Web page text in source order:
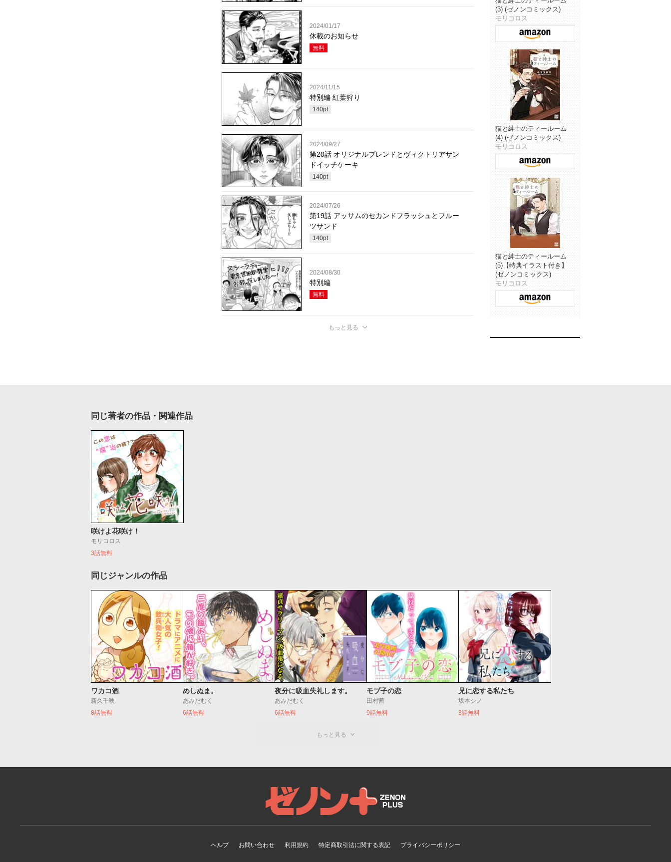
2024/01/17
休載のお知らせ
無料
2024/11/15
特別編 紅葉狩り
140pt
2024/09/27
第20話 オリジナルブレンドとヴィクトリアサン
ドイッチケーキ
140pt
2024/07/26
第19話 アッサムのセカンドフラッシュとフルー
ツサンド
140pt
2024/08/30
特別編
無料
もっと見る
(3) (ゼノンコミックス)
モリコロス
猫と紳士のティールーム
(4) (ゼノンコミックス)
モリコロス
猫と紳士のティールーム
(5)【特典イラスト付き】
(ゼノンコミックス)
モリコロス
同じ著者の作品・関連作品
咲けよ花咲け！
モリコロス
3話無料
同じジャンルの作品
ワカコ酒
新久千映
8話無料
めしぬま。
あみだむく
6話無料
夜分に吸血失礼します。
あみだむく
6話無料
モブ子の恋
田村茜
9話無料
兄に恋する私たち
坂本シノ
3話無料
もっと見る
ゼノンプラス
ヘルプ お問い合わせ 利用規約 特定商取引法に関する表記 プライバシーポリシー